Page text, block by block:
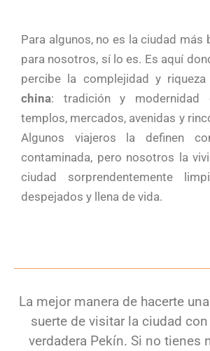
Para algunos, no es la ciudad más
para nosotros, sí lo es. Es aquí
percibe la complejidad y
china: tradición y modernidad
templos, mercados, avenidas y
Algunos viajeros la definen
contaminada, pero nosotros la
ciudad sorprendentemente
despejados y llena de vida.
La mejor manera de hacerte
suerte de visitar la ciudad
verdadera Pekín. Si no tienes